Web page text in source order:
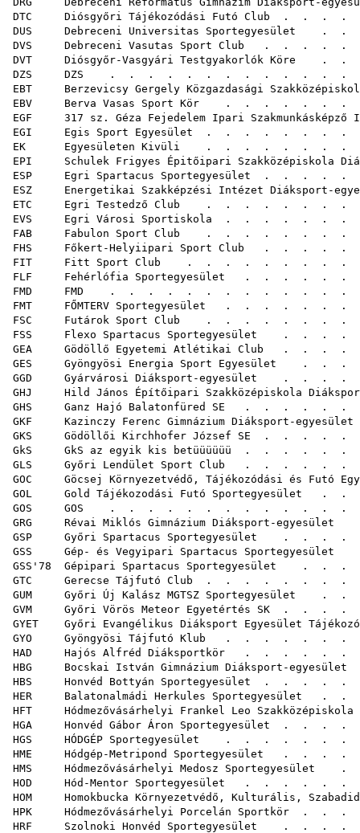
DTC Diósgyőri Tájékozódási Futó Club . . . .
DUS Debreceni Universitas Sportegyesület . . .
DVS Debreceni Vasutas Sport Club . . . . . .
DVT Diósgyőr-Vasgyári Testgyakorlók Köre . . .
DZS DZS . . . . . . . . . . .
EBT Berzevicsy Gergely Közgazdasági
EBV Berva Vasas Sport Kör . . . . . . .
EGF 317 sz. Géza Fejedelem Ipari Szakmunkásképző
EGI Egis Sport Egyesület . . . . . . . . .
EK Egyesületen Kivüli . . . . . .
EPI Schulek Frigyes Épitőipari Szakközépiskola
ESP Egri Spartacus Sportegyesület . . . . .
ESZ Energetikai Szakképzési Intézet Diáksport-
ETC Egri Testedző Club . . . . . . . .
EVS Egri Városi Sportiskola . . . . .
FAB Fabulon Sport Club . . . . . . . . .
FHS Főkert-Helyiipari Sport Club . . . . . .
FIT Fitt Sport Club . . . . . . . . . .
FLF Fehérlófia Sportegyesület . . . . .
FMD FMD . . . . . . . . . . .
FMT FŐMTERV Sportegyesület . . . . . . . .
FSC Futárok Sport Club . . . . . . . . . . .
FSS Flexo Spartacus Sportegyesület . . . . .
GEA Gödöllő Egyetemi Atlétikai Club . . . .
GES Gyöngyösi Energia Sport Egyesület . . . .
GGD Gyárvárosi Diáksport-egyesület . . . .
GHJ Hild János Építőipari Szakközépiskola
GHS Ganz Hajó Balatonfüred SE . . . . . . .
GKF Kazinczy Ferenc Gimnázium Diáksport-egyesület
GKS Gödöllői Kirchhofer József SE . . . .
GkS GkS az egyik kis betüüüüüü . . . .
GLS Győri Lendület Sport Club . . . . . .
GOC Göcsej Környezetvédő, Tájékozódási és Futó
GOL Gold Tájékozodási Futó Sportegyesület . . .
GOS GOS . . . . . . . . . . .
GRG Révai Miklós Gimnázium Diáksport-egyesület
GSP Győri Spartacus Sportegyesület . . . .
GSS Gép- és Vegyipari Spartacus Sportegyesület
GSS'78 Gépipari Spartacus Sportegyesület . . . .
GTC Gerecse Tájfutó Club . . . . . . . . .
GUM Győri Új Kalász MGTSZ Sportegyesület . .
GVM Győri Vörös Meteor Egyetértés SK . . . .
GYET Győri Evangélikus Diáksport Egyesület
GYO Gyöngyösi Tájfutó Klub . . . . .
HAD Hajós Alfréd Diáksportkör . . . . . . .
HBG Bocskai István Gimnázium Diáksport-egyesület
HBS Honvéd Bottyán Sportegyesület . . . . . .
HER Balatonalmádi Herkules Sportegyesület . . .
HFT Hódmezővásárhelyi Frankel Leo Szakközépiskola
HGA Honvéd Gábor Áron Sportegyesület . . . . .
HGS HÓDGÉP Sportegyesület . . . . . . . . . .
HME Hódgép-Metripond Sportegyesület . . . . . .
HMS Hódmezővásárhelyi Medosz Sportegyesület . . .
HOD Hód-Mentor Sportegyesület . . . . . . . . .
HOM Homokbucka Környezetvédő, Kulturális,
HPK Hódmezővásárhelyi Porcelán Sportkör . . . . .
HRF Szolnoki Honvéd Sportegyesület . . . . .